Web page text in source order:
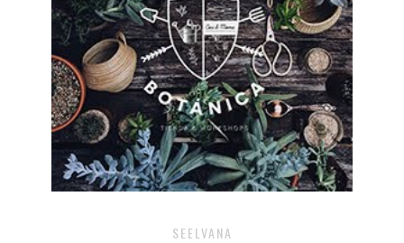
SEELVANA